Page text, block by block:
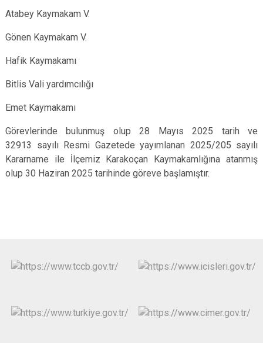
Atabey Kaymakam V.
Gönen Kaymakam V.
Hafik Kaymakamı
Bitlis Vali yardımcılığı
Emet Kaymakamı
Görevlerinde bulunmuş olup 28 Mayıs 2025 tarih ve
32913 sayılı Resmi Gazetede yayımlanan 2025/205 sayılı
Kararname ile İlçemiz Karakoçan Kaymakamlığına atanmış
olup 30 Haziran 2025 tarihinde göreve başlamıştır.